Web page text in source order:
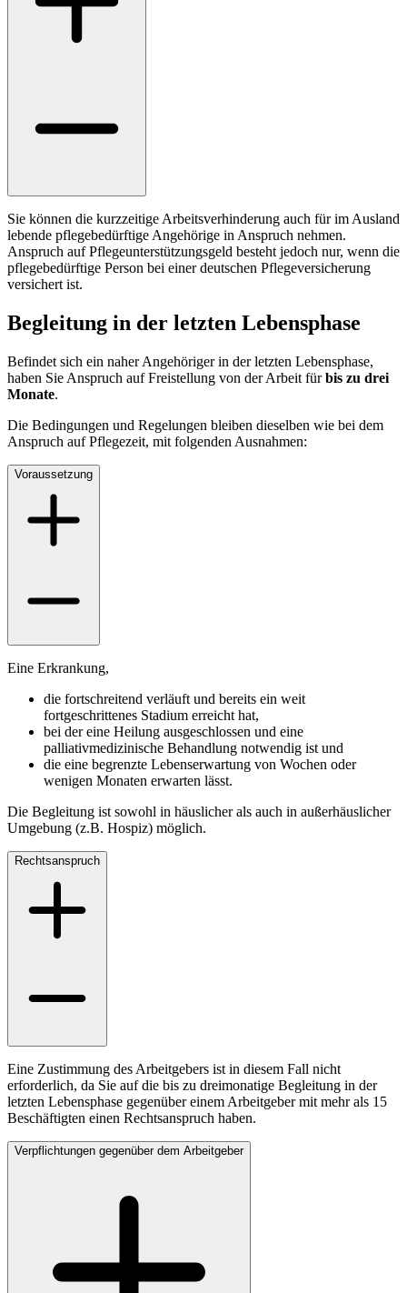
Sie können die kurzzeitige Arbeitsverhinderung auch für im Ausland
lebende pflegebedürftige Angehörige in Anspruch nehmen.
Anspruch auf Pflegeunterstützungsgeld besteht jedoch nur, wenn die
pflegebedürftige Person bei einer deutschen Pflegeversicherung
versichert ist.
Begleitung in der letzten Lebensphase
Befindet sich ein naher Angehöriger in der letzten Lebensphase,
haben Sie Anspruch auf Freistellung von der Arbeit fürbis zu drei
Monate.
Die Bedingungen und Regelungen bleiben dieselben wie bei dem
Anspruch auf Pflegezeit, mit folgenden Ausnahmen:
Voraussetzung
Eine Erkrankung,
die fortschreitend verläuft und bereits ein weit
fortgeschrittenes Stadium erreicht hat,
bei der eine Heilung ausgeschlossen und eine
palliativmedizinische Behandlung notwendig ist und
die eine begrenzte Lebenserwartung von Wochen oder
wenigen Monaten erwarten lässt.
Die Begleitung ist sowohl in häuslicher als auch in außerhäuslicher
Umgebung (z.B. Hospiz) möglich.
Rechtsanspruch
Eine Zustimmung des Arbeitgebers ist in diesem Fall nicht
erforderlich, da Sie auf die bis zu dreimonatige Begleitung in der
letzten Lebensphase gegenüber einem Arbeitgeber mit mehr als 15
Beschäftigten einen Rechtsanspruch haben.
Verpflichtungen gegenüber dem Arbeitgeber